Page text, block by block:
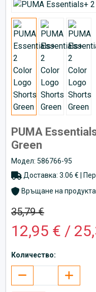
PUMA
Green
Модел: 586766-95
Доставка: 3.06 € |
Връщане на
35,79 €
12,95 € /
Количество: